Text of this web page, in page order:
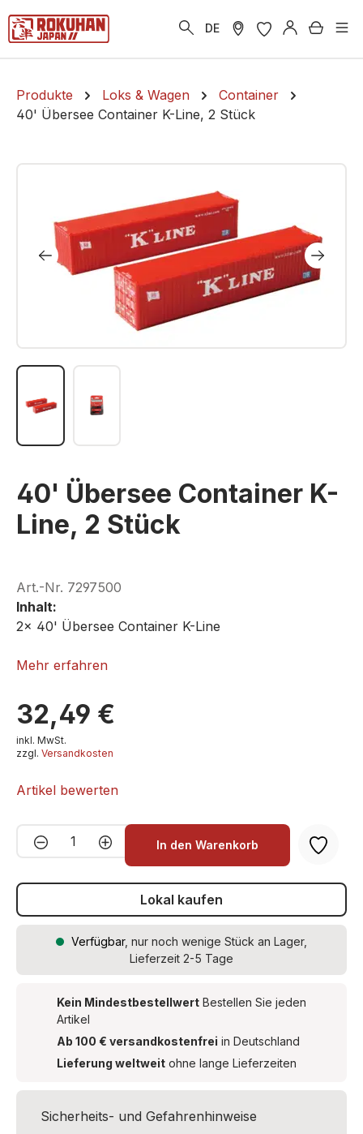
springen DE
Produkte Loks & Wagen
Container
40' Übersee Container K-Line, 2 Stück
Bildergalerie überspringen
40' Übersee Container K-
Line, 2 Stück
Art.-Nr. 7297500
Inhalt:
2x 40' Übersee Container K-Line
ROKUHAN A101-1
Mehr erfahren
32,49 €
inkl. MwSt.
zzgl. Versandkosten
Artikel bewerten
Produkt Anzahl: Gib den
In den Warenkorb
Lokal kaufen
Verfügbar, nur noch wenige Stück an Lager,
Lieferzeit 2-5 Tage
Kein Mindestbestellwert Bestellen Sie jeden
Artikel
Ab 100 € versandkostenfrei in Deutschland
Lieferung weltweit ohne lange Lieferzeiten
Sicherheits- und Gefahrenhinweise